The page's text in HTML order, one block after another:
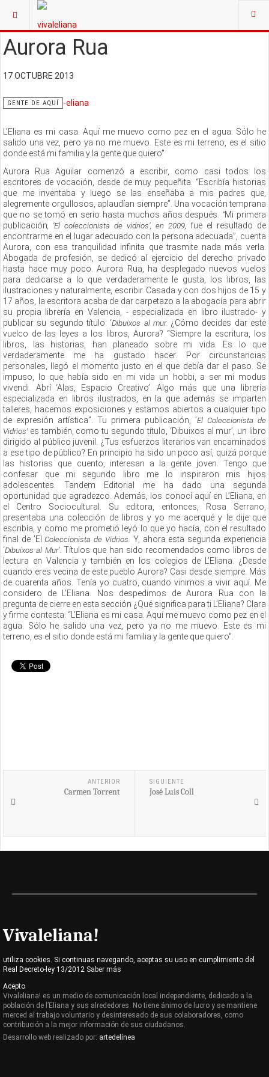
Aurora Rua
17 OCTUBRE 2013
GENTE DE AQUÍ
L’Eliana es mi casa. Aquí me muevo como pez en el agua. Sólo he
salido una vez, pero ya no me muevo. Este es mi terreno, es el sitio
donde está mi familia y la gente que quiero"
Aurora Rua Aguilar comenzó a escribir, como casi todos los
escritores de vocación, desde de muy pequeñita. “Escribía historias
que me inventaba y luego se las enseñaba a mis padres que,
alegremente orgullosos, aplaudían siempre”. Una vocación temprana
que no se tomó en serio hasta muchos años después. ”Mi primera
publicación, ‘El coleccionista de vidrios’, en 2009, fue el resultado de
encontrarme en el lugar adecuado con la persona adecuada”, cuenta
Aurora, con esa tranquilidad infinita que trasmite nada más verla.
Abogada de profesión, se dedicó al ejercicio del derecho privado
hasta hace muy poco. Aurora Rua, ha desplegado nuevos vuelos
para dedicarse a lo que verdaderamente le gusta, los libros, las
ilustraciones y naturalmente, escribir. Casada y con dos hijos de 15 y
17 años, la escritora acaba de dar carpetazo a la abogacía para abrir
su propia librería en Valencia, - especializada en libro ilustrado- y
publicar su segundo título: ‘Dibuixos al mur. ¿Cómo decides dar este
vuelco de las leyes a los libros, Aurora? “Siempre la escritura, los
libros, las historias, han planeado sobre mi vida. Es lo que
verdaderamente me ha gustado hacer. Por circunstancias
personales, llegó el momento justo en el que debía dar el paso. Se
impuso, lo que había sido en mi vida un hobbi, a ser mi modus
vivendi. Abrí ‘Alas, Espacio Creativo’. Algo más que una librería
especializada en libros ilustrados, en la que además se imparten
talleres, hacemos exposiciones y estamos abiertos a cualquier tipo
de expresión artística”. Tu primera publicación, ’El Coleccionista de
Vidrios’ es también, como tu segundo título, ‘Dibuixos al mur’, un libro
dirigido al público juvenil. ¿Tus esfuerzos literarios van encaminados
a ese tipo de público? En principio ha sido un poco así, quizá porque
las historias que cuento, interesan a la gente joven. Tengo que
confesar que mi segundo libro me lo inspiraron mis hijos
adolescentes. Tandem Editorial me ha dado una segunda
oportunidad que agradezco. Además, los conocí aquí en L’Eliana, en
el Centro Sociocultural. Su editora, entonces, Rosa Serrano,
presentaba una colección de libros y yo me acerqué y le dije que
escribía, y como me prometió leyó lo que yo hacía, con el resultado
final de ’ElColeccionista de Vidrios. Y, ahora esta segunda experiencia
‘Dibuixos al Mur’. Títulos que han sido recomendados como libros de
lectura en Valencia y también en los colegios de L’Eliana. ¿Desde
cuando eres vecina de este pueblo Aurora? Casi desde siempre. Más
de cuarenta años. Tenía yo cuatro, cuando vinimos a vivir aquí. Me
considero de L’Eliana. Nos despedimos de Aurora Rua con la
pregunta de cierre en esta sección ¿Qué significa para ti L’Eliana? Clara
y firme contesta: “L’Eliana es mi casa. Aquí me muevo como pez en el
agua. Sólo he salido una vez, pero ya no me muevo. Este es mi
terreno, es el sitio donde está mi familia y la gente que quiero".
ANTERIOR
Carmen Torrent
SIGUIENTE
José Luis Coll
Vivaleliana!
utiliza cookies. Si continuas navegando, aceptas su uso en cumplimiento del
Real Decreto-ley 13/2012 Saber más
Acepto
Vivaleliana! es un medio de comunicación local independiente, dedicado a la
población de l’Eliana y sus alrededores. No tiene ánimo de lucro y se mantiene
merced al trabajo voluntario y desinteresado de sus colaboradores, como
contribución a la mejor información de sus ciudadanos.
Desarrollo web realizado por: artedelínea